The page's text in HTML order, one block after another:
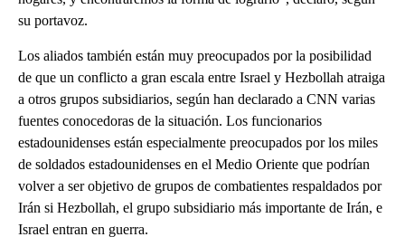
su portavoz.
Los aliados también están muy preocupados por la posibilidad
de que un conflicto a gran escala entre Israel y Hezbollah atraiga
a otros grupos subsidiarios, según han declarado a CNN varias
fuentes conocedoras de la situación. Los funcionarios
estadounidenses están especialmente preocupados por los miles
de soldados estadounidenses en el Medio Oriente que podrían
volver a ser objetivo de grupos de combatientes respaldados por
Irán si Hezbollah, el grupo subsidiario más importante de Irán, e
Israel entran en guerra.